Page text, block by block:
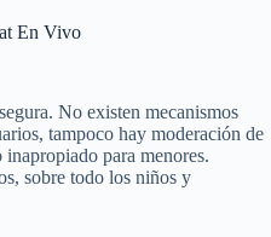
En Vivo
No existen mecanismos
tampoco hay moderación de
para menores.
sobre todo los niños y